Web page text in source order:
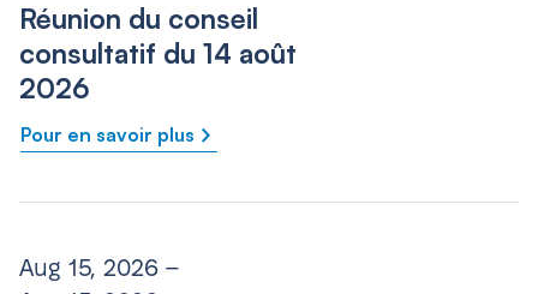
Réunion du conseil
consultatif du 14 août
2026
Pour en savoir plus
Aug 15, 2026 –